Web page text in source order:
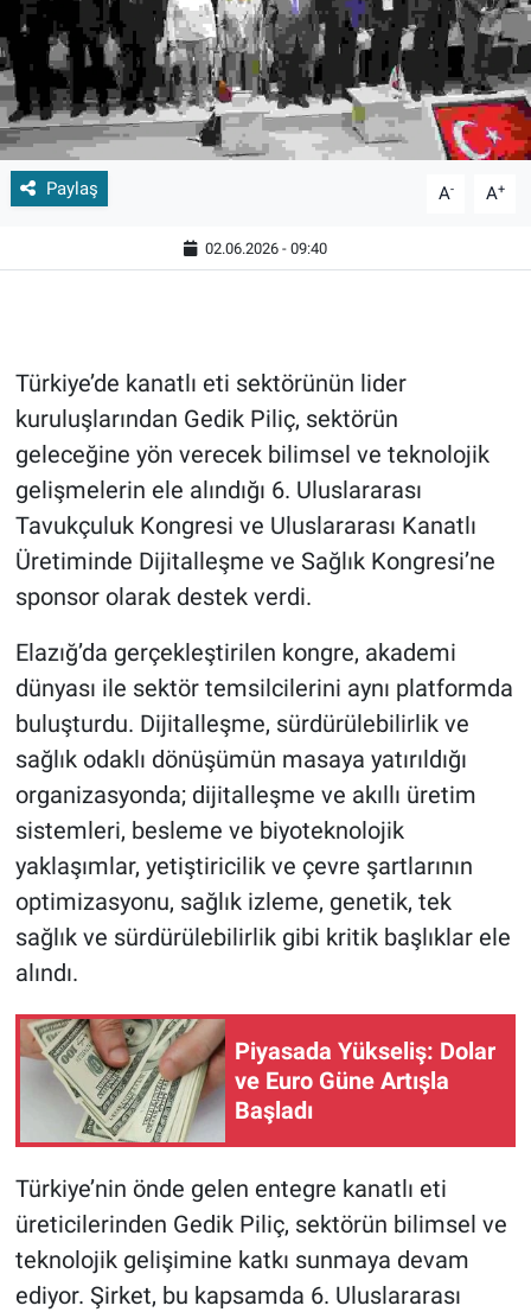
Paylaş A- A+
02.06.2026 - 09:40
Türkiye’de kanatlı eti sektörünün lider
kuruluşlarından Gedik Piliç, sektörün
geleceğine yön verecek bilimsel ve teknolojik
gelişmelerin ele alındığı 6. Uluslararası
Tavukçuluk Kongresi ve Uluslararası Kanatlı
Üretiminde Dijitalleşme ve Sağlık Kongresi’ne
sponsor olarak destek verdi.
Elazığ’da gerçekleştirilen kongre, akademi
dünyası ile sektör temsilcilerini aynı platformda
buluşturdu. Dijitalleşme, sürdürülebilirlik ve
sağlık odaklı dönüşümün masaya yatırıldığı
organizasyonda; dijitalleşme ve akıllı üretim
sistemleri, besleme ve biyoteknolojik
yaklaşımlar, yetiştiricilik ve çevre şartlarının
optimizasyonu, sağlık izleme, genetik, tek
sağlık ve sürdürülebilirlik gibi kritik başlıklar ele
alındı.
Piyasada Yükseliş: Dolar
ve Euro Güne Artışla
Başladı
Türkiye’nin önde gelen entegre kanatlı eti
üreticilerinden Gedik Piliç, sektörün bilimsel ve
teknolojik gelişimine katkı sunmaya devam
ediyor. Şirket, bu kapsamda 6. Uluslararası